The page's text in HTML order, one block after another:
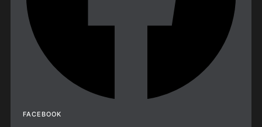
FACEBOOK